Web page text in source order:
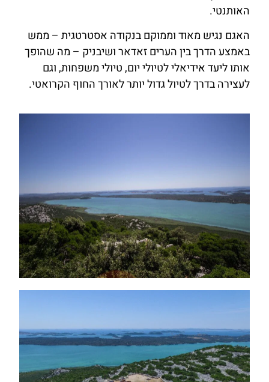
האותנטי.
האגם נגיש מאוד וממוקם בנקודה אסטרטגית – ממש
באמצע הדרך בין הערים זאדאר ושיבניק – מה שהופך
אותו ליעד אידיאלי לטיולי יום, טיולי משפחות, וגם
לעצירה בדרך לטיול גדול יותר לאורך החוף הקרואטי.